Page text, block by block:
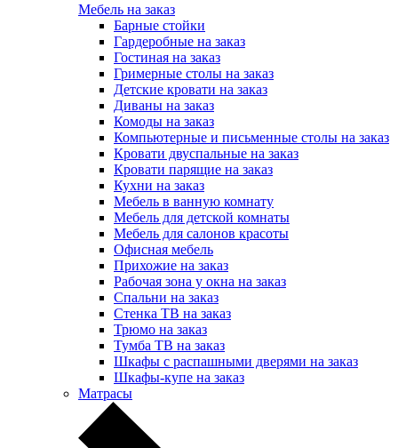
Мебель на заказ
Барные стойки
Гардеробные на заказ
Гостиная на заказ
Гримерные столы на заказ
Детские кровати на заказ
Диваны на заказ
Комоды на заказ
Компьютерные и письменные столы на заказ
Кровати двуспальные на заказ
Кровати парящие на заказ
Кухни на заказ
Мебель в ванную комнату
Мебель для детской комнаты
Мебель для салонов красоты
Офисная мебель
Прихожие на заказ
Рабочая зона у окна на заказ
Спальни на заказ
Стенка ТВ на заказ
Трюмо на заказ
Тумба ТВ на заказ
Шкафы с распашными дверями на заказ
Шкафы-купе на заказ
Матрасы